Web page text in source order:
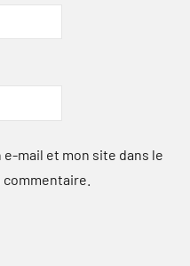
mail et mon site dans le